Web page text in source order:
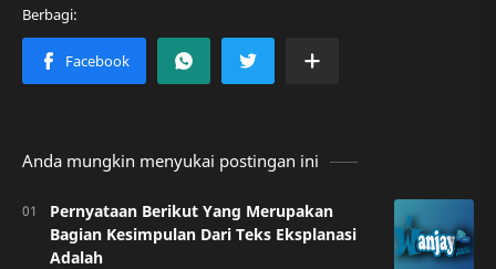
Anda mungkin menyukai postingan ini
Pernyataan Berikut Yang Merupakan
Bagian Kesimpulan Dari Teks Eksplanasi
Adalah